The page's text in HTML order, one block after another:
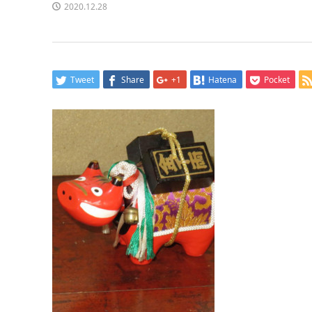
2020.12.28
Tweet Share +1 Hatena Pocket